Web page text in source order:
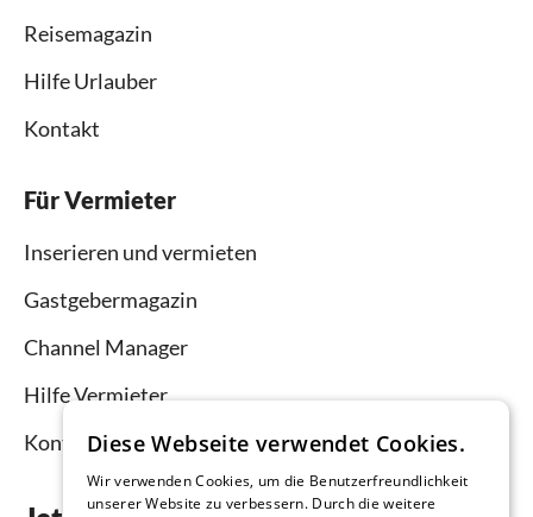
Reisemagazin
Hilfe Urlauber
Kontakt
Für Vermieter
Inserieren und vermieten
Gastgebermagazin
Channel Manager
Hilfe Vermieter
KontaktDiese Webseite verwendet Cookies.
Wir verwenden Cookies, um die Benutzerfreundlichkeit
unserer Website zu verbessern. Durch die weitere